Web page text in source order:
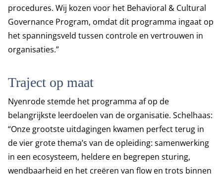
procedures. Wij kozen voor het Behavioral & Cultural
Governance Program, omdat dit programma ingaat op
het spanningsveld tussen controle en vertrouwen in
organisaties.”
Traject op maat
Nyenrode stemde het programma af op de
belangrijkste leerdoelen van de organisatie. Schelhaas:
“Onze grootste uitdagingen kwamen perfect terug in
de vier grote thema’s van de opleiding: samenwerking
in een ecosysteem, heldere en begrepen sturing,
wendbaarheid en het creëren van flow en trots binnen